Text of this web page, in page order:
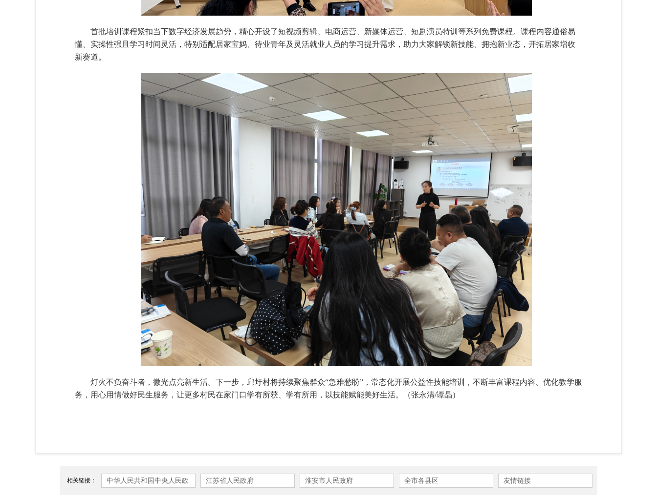
首批培训课程紧扣当下数字经济发展趋势，精心开设了短视频剪辑、电商运营、新媒体运营、短剧演员特训等系列免费课程。课程内容通俗易
懂、实操性强且学习时间灵活，特别适配居家宝妈、待业青年及灵活就业人员的学习提升需求，助力大家解锁新技能、拥抱新业态，开拓居家增收
新赛道。
灯火不负奋斗者，微光点亮新生活。下一步，邱圩村将持续聚焦群众“急难愁盼”，常态化开展公益性技能培训，不断丰富课程内容、优化教学服
务，用心用情做好民生服务，让更多村民在家门口学有所获、学有所用，以技能赋能美好生活。
（张永清/谭晶）
相关链接：
中华人民共和国中央人民政
江苏省人民政府 淮安市人民政府 全市各县区 友情链接